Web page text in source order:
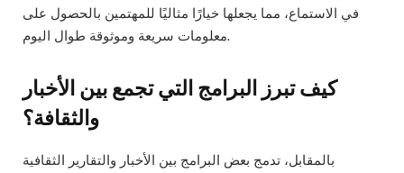
في الاستماع، مما يجعلها خيارًا مثاليًا للمهتمين بالحصول على
معلومات سريعة وموثوقة طوال اليوم.
كيف تبرز البرامج التي تجمع بين الأخبار
والثقافة؟
بالمقابل، تدمج بعض البرامج بين الأخبار والتقارير الثقافية